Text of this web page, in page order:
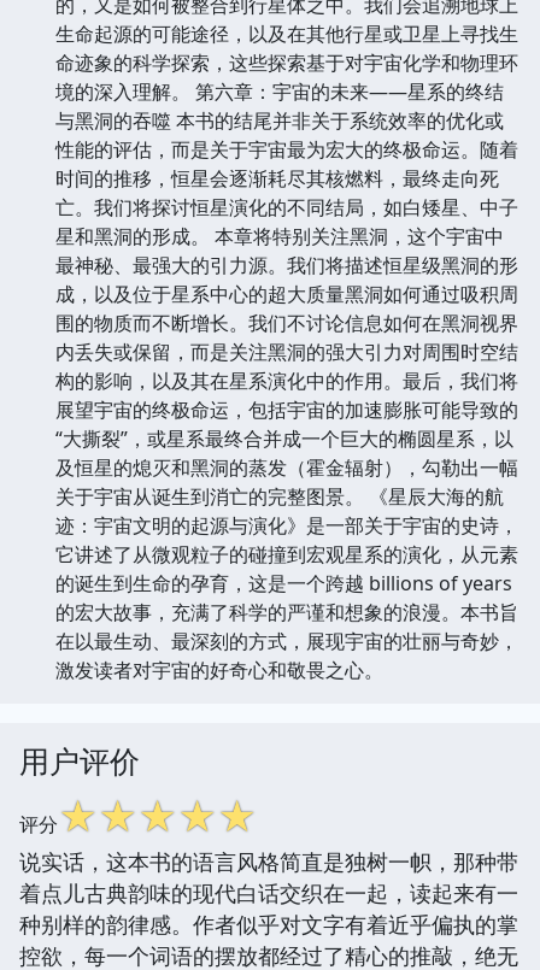
生命起源的可能途径，以及在其他行星或卫星上寻找生
命迹象的科学探索，这些探索基于对宇宙化学和物理环
境的深入理解。 第六章：宇宙的未来——星系的终结
与黑洞的吞噬 本书的结尾并非关于系统效率的优化或
性能的评估，而是关于宇宙最为宏大的终极命运。随着
时间的推移，恒星会逐渐耗尽其核燃料，最终走向死
亡。我们将探讨恒星演化的不同结局，如白矮星、中子
星和黑洞的形成。 本章将特别关注黑洞，这个宇宙中
最神秘、最强大的引力源。我们将描述恒星级黑洞的形
成，以及位于星系中心的超大质量黑洞如何通过吸积周
围的物质而不断增长。我们不讨论信息如何在黑洞视界
内丢失或保留，而是关注黑洞的强大引力对周围时空结
构的影响，以及其在星系演化中的作用。最后，我们将
展望宇宙的终极命运，包括宇宙的加速膨胀可能导致的
“大撕裂”，或星系最终合并成一个巨大的椭圆星系，以
及恒星的熄灭和黑洞的蒸发（霍金辐射），勾勒出一幅
关于宇宙从诞生到消亡的完整图景。 《星辰大海的航
迹：宇宙文明的起源与演化》是一部关于宇宙的史诗，
它讲述了从微观粒子的碰撞到宏观星系的演化，从元素
的诞生到生命的孕育，这是一个跨越 billions of years
的宏大故事，充满了科学的严谨和想象的浪漫。本书旨
在以最生动、最深刻的方式，展现宇宙的壮丽与奇妙，
激发读者对宇宙的好奇心和敬畏之心。
用户评价
评分☆☆☆☆☆
说实话，这本书的语言风格简直是独树一帜，那种带
着点儿古典韵味的现代白话交织在一起，读起来有一
种别样的韵律感。作者似乎对文字有着近乎偏执的掌
控欲，每一个词语的摆放都经过了精心的推敲，绝无